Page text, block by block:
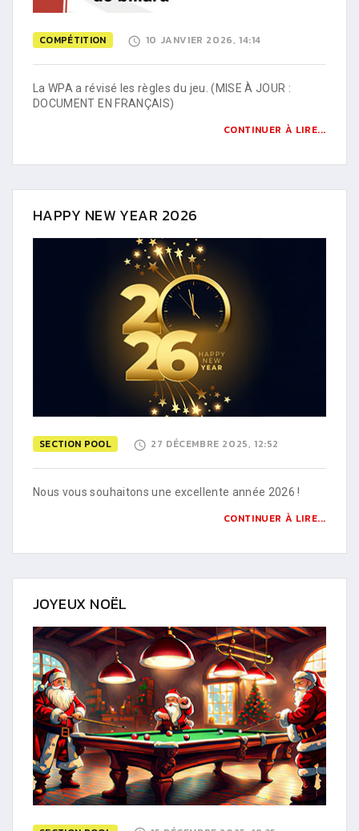
COMPÉTITION 10 JANVIER 2026, 14:14
La WPA a révisé les règles du jeu. (MISE À JOUR :
DOCUMENT EN FRANÇAIS)
CONTINUER À LIRE...
HAPPY NEW YEAR 2026
SECTION POOL 27 DÉCEMBRE 2025, 12:52
Nous vous souhaitons une excellente année 2026 !
CONTINUER À LIRE...
JOYEUX NOËL